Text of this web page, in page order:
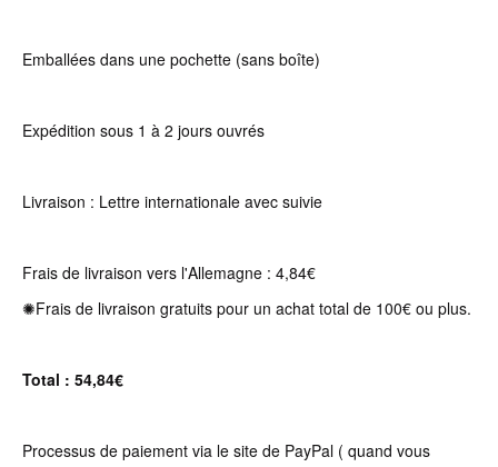
Emballées dans une pochette (sans boîte)
Expédition sous 1 à 2 jours ouvrés
Livraison : Lettre internationale avec suivie
Frais de livraison vers l'Allemagne : 4,84€
✺Frais de livraison gratuits pour un achat total de 100€ ou plus.
Total : 54,84€
Processus de paiement via le site de PayPal ( quand vous